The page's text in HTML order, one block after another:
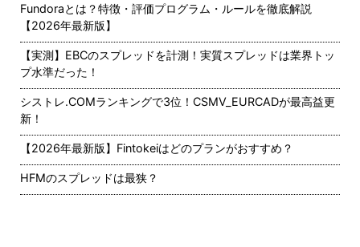
Fundoraとは？特徴・評価プログラム・ルールを徹底解説
【2026年最新版】
【実測】EBCのスプレッドを計測！実質スプレッドは業界トッ
プ水準だった！
シストレ.COMランキングで3位！CSMV_EURCADが最高益更
新！
【2026年最新版】Fintokeiはどのプランがおすすめ？
HFMのスプレッドは最狭？